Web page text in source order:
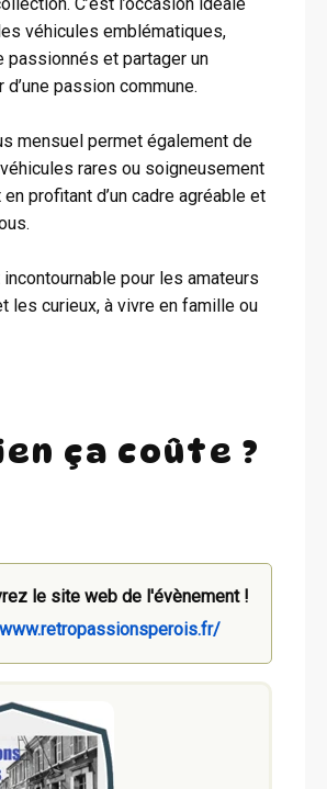
véhicules emblématiques,
passionnés et partager un
d’une passion commune.
mensuel permet également de
rares ou soigneusement
profitant d’un cadre agréable et
pour les amateurs
les curieux, à vivre en famille ou
ça coûte ?
le site web de l'évènement !